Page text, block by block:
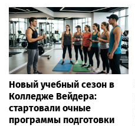
Новый учебный сезон в
Колледже Вейдера:
стартовали очные
программы подготовки